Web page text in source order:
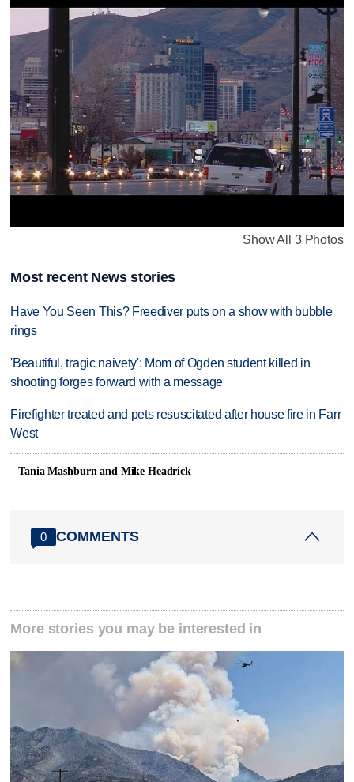
Show All 3 Photos
Most recent News stories
Have You Seen This? Freediver puts on a show with bubble
rings
'Beautiful, tragic naivety': Mom of Ogden student killed in
shooting forges forward with a message
Firefighter treated and pets resuscitated after house fire in Farr
West
Tania Mashburn and Mike Headrick
0 COMMENTS
More stories you may be interested in